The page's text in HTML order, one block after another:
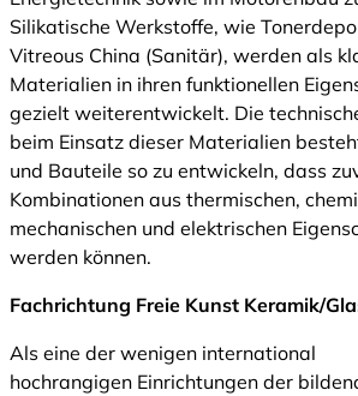
Silikatische Werkstoffe, wie
Vitreous China (Sanitär), werden als
Materialien in ihren funktionellen
gezielt weiterentwickelt. Die
beim Einsatz dieser Materialien
und Bauteile so zu entwickeln, dass
Kombinationen aus thermischen,
mechanischen und elektrischen
werden können.
Fachrichtung Freie Kunst Keramik/
Als eine der wenigen international
hochrangigen Einrichtungen der